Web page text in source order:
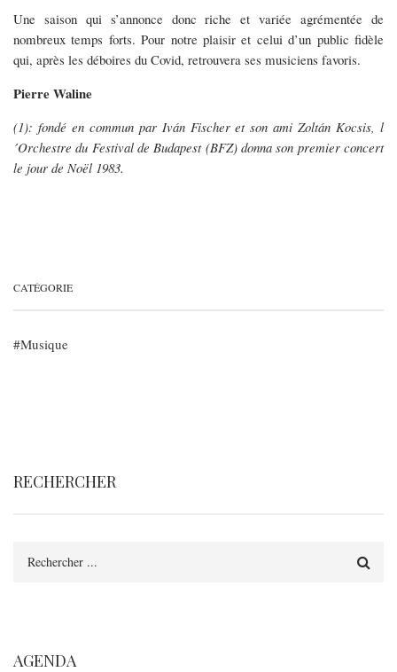
Une saison qui s’annonce donc riche et variée agrémentée de
nombreux temps forts. Pour notre plaisir et celui d’un public fidèle
qui, après les déboires du Covid, retrouvera ses musiciens favoris.
Pierre Waline
(1): fondé en commun par Iván Fischer et son ami Zoltán Kocsis, l
´Orchestre du Festival de Budapest (BFZ) donna son premier concert
le jour de Noël 1983.
CATÉGORIE
Musique
RECHERCHER
AGENDA